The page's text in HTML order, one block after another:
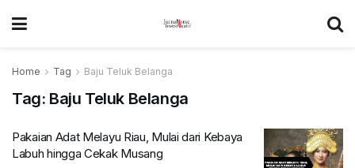
Home Tag Baju Teluk Belanga
Tag: Baju Teluk Belanga
Pakaian Adat Melayu Riau, Mulai dari Kebaya
Labuh hingga Cekak Musang